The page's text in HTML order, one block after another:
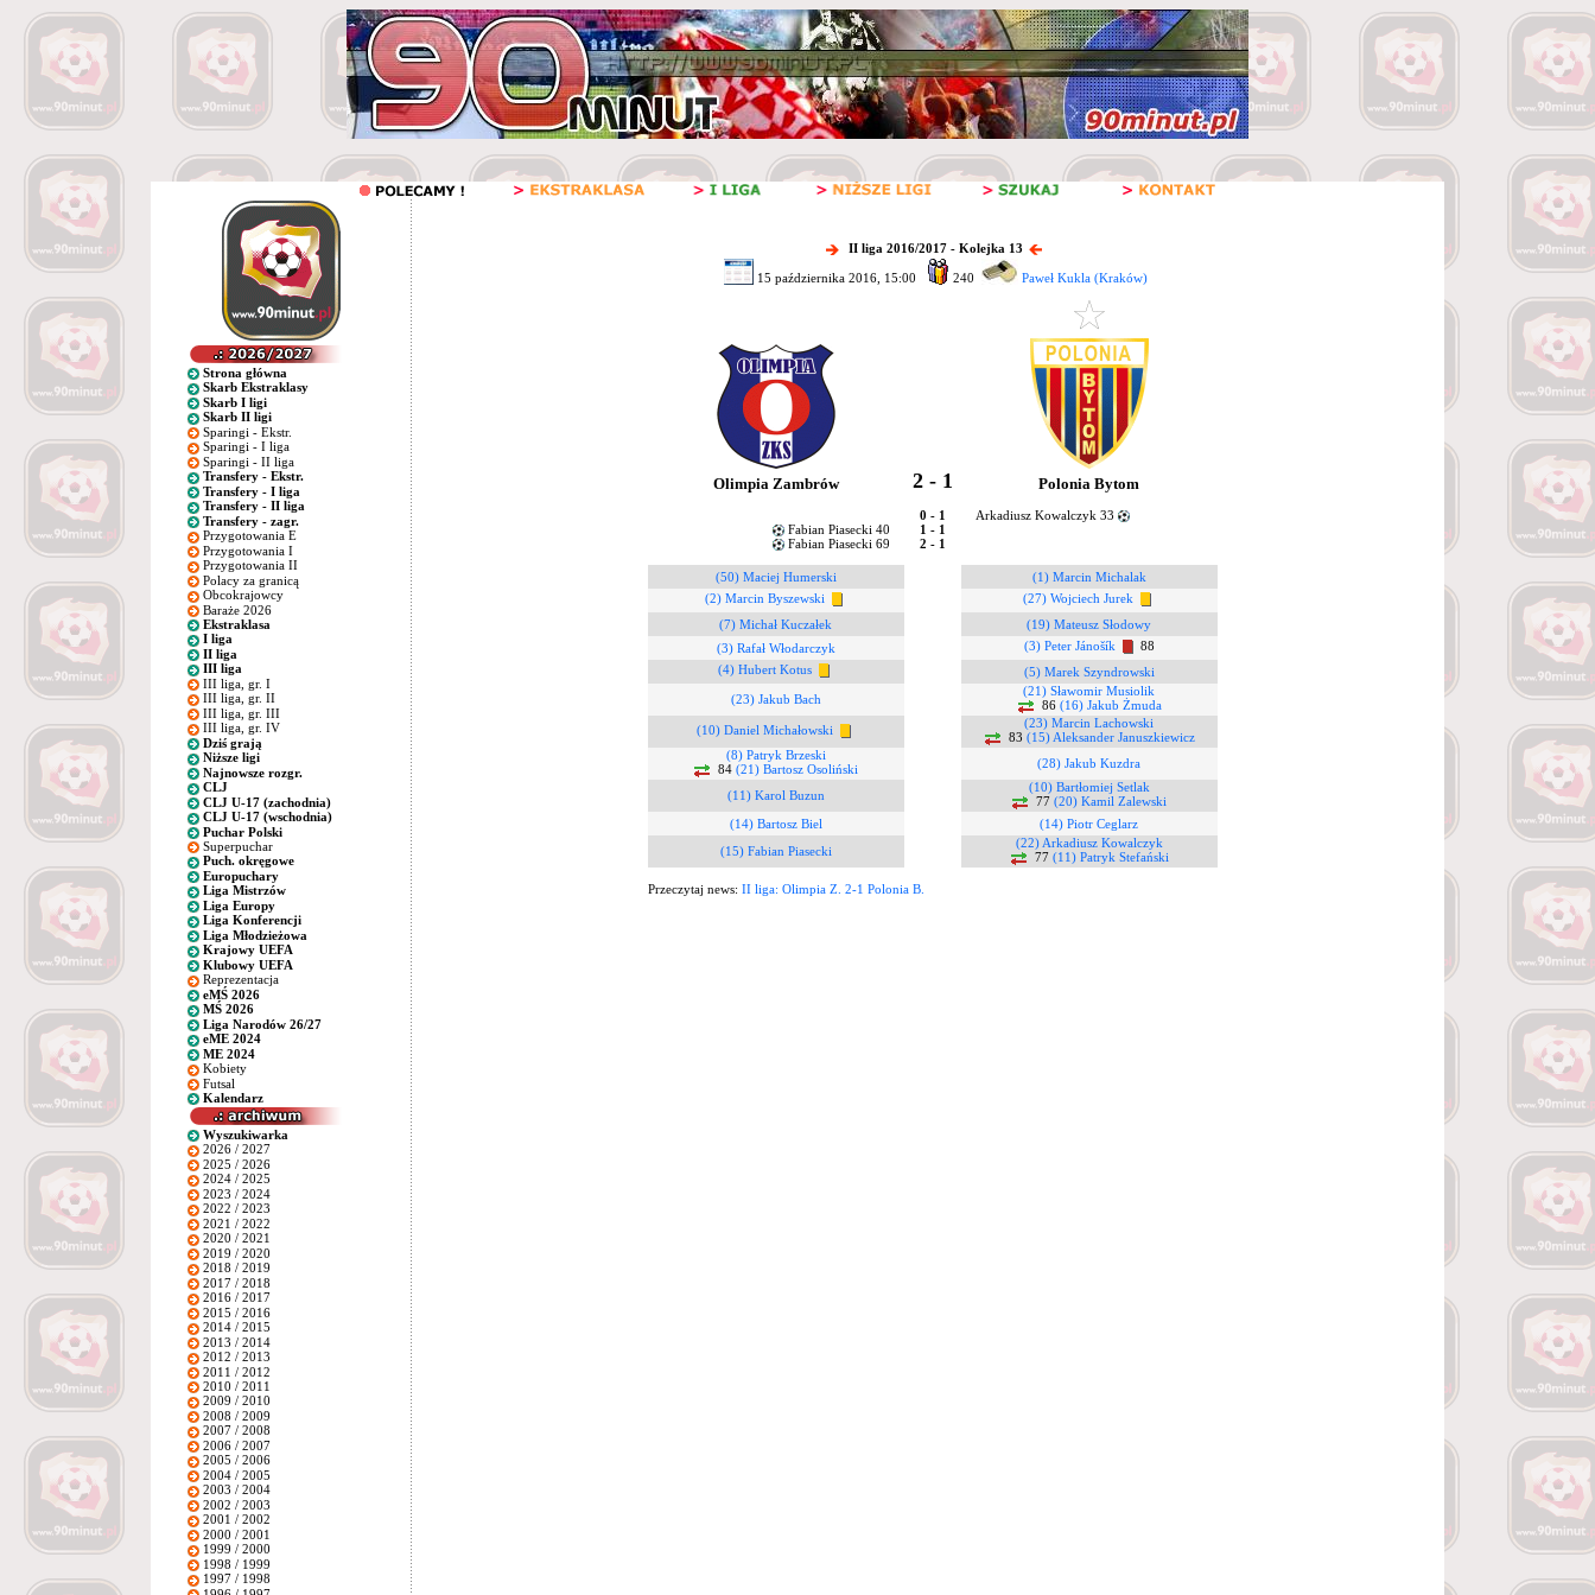
Strona główna
Skarb Ekstraklasy
Skarb I ligi
Skarb II ligi
Sparingi - Ekstr.
Sparingi - I liga
Sparingi - II liga
Transfery - Ekstr.
Transfery - I liga
Transfery - II liga
Transfery - zagr.
Przygotowania E
Przygotowania I
Przygotowania II
Polacy za granicą
Obcokrajowcy
Baraże 2026
Ekstraklasa
I liga
II liga
III liga
III liga, gr. I
III liga, gr. II
III liga, gr. III
III liga, gr. IV
Dziś grają
Niższe ligi
Najnowsze rozgr.
CLJ
CLJ U-17 (zachodnia)
CLJ U-17 (wschodnia)
Puchar Polski
Superpuchar
Puch. okręgowe
Europuchary
Liga Mistrzów
Liga Europy
Liga Konferencji
Liga Młodzieżowa
Krajowy UEFA
Klubowy UEFA
Reprezentacja
eMŚ 2026
MŚ 2026
Liga Narodów 26/27
eME 2024
ME 2024
Kobiety
Futsal
Kalendarz
Wyszukiwarka
2026 / 2027
2025 / 2026
2024 / 2025
2023 / 2024
2022 / 2023
2021 / 2022
2020 / 2021
2019 / 2020
2018 / 2019
2017 / 2018
2016 / 2017
2015 / 2016
2014 / 2015
2013 / 2014
2012 / 2013
2011 / 2012
2010 / 2011
2009 / 2010
2008 / 2009
2007 / 2008
2006 / 2007
2005 / 2006
2004 / 2005
2003 / 2004
2002 / 2003
2001 / 2002
2000 / 2001
1999 / 2000
1998 / 1999
1997 / 1998
II liga 2016/2017 - Kolejka 13
15 października 2016, 15:00 240 Paweł Kukla (Kraków)
Olimpia Zambrów 2 - 1 Polonia Bytom
0 - 1
Arkadiusz Kowalczyk 33
Fabian Piasecki 40
1 - 1
Fabian Piasecki 69
2 - 1
(50) Maciej Humerski
(1) Marcin Michalak
(2) Marcin Byszewski
(27) Wojciech Jurek
(7) Michał Kuczałek
(19) Mateusz Słodowy
(3) Rafał Włodarczyk
(3) Peter Jánošík
88
(4) Hubert Kotus
(5) Marek Szyndrowski
(23) Jakub Bach
(21) Sławomir Musiolik
86 (16) Jakub Żmuda
(10) Daniel Michałowski
(23) Marcin Lachowski
83 (15) Aleksander Januszkiewicz
(8) Patryk Brzeski
84 (21) Bartosz Osoliński (28) Jakub Kuzdra
(11) Karol Buzun
(10) Bartłomiej Setlak
77 (20) Kamil Zalewski
(14) Bartosz Biel
(14) Piotr Ceglarz
(15) Fabian Piasecki
(22) Arkadiusz Kowalczyk
77 (11) Patryk Stefański
Przeczytaj news: II liga: Olimpia Z. 2-1 Polonia B.